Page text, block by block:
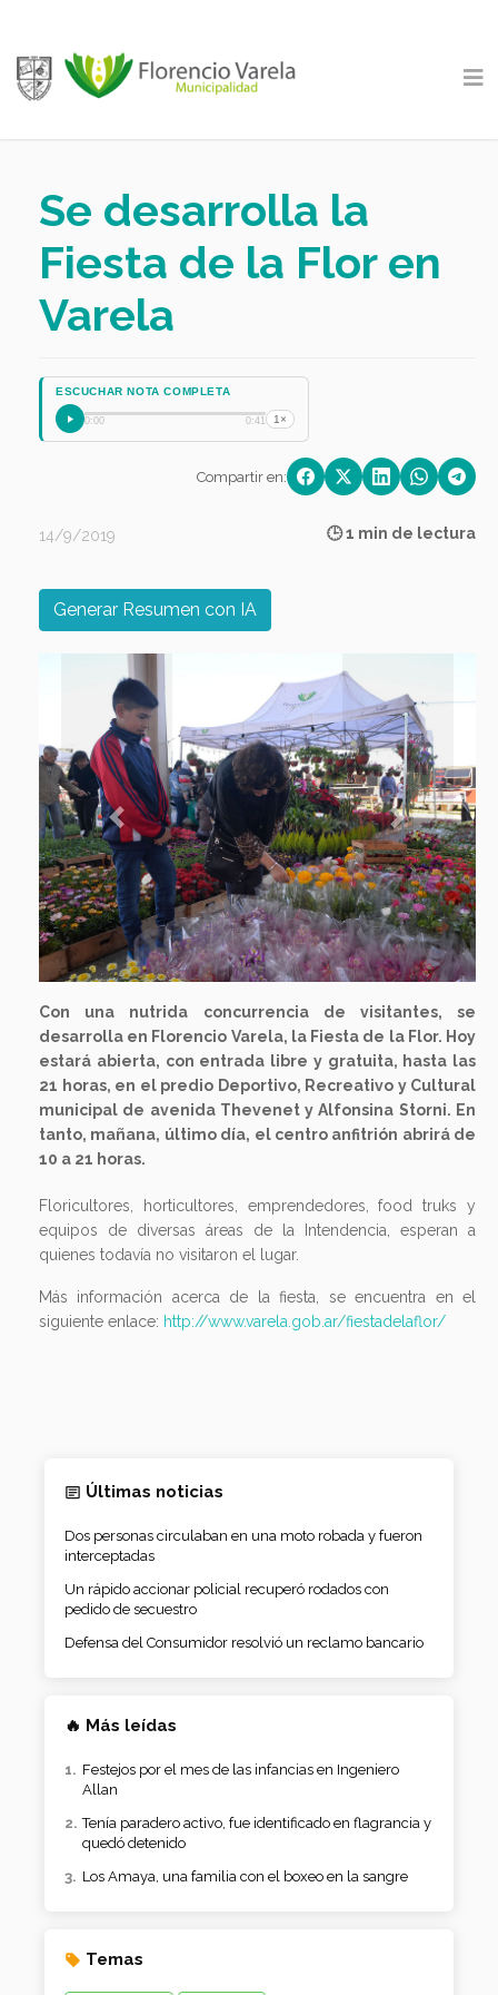
Se desarrolla la
Fiesta de la Flor en
Varela
ESCUCHAR NOTA COMPLETA
0:00 0:41 1×
Compartir en:
14/9/2019 🕒 1 min de lectura
Generar Resumen con IA
Previous Next
Con una nutrida concurrencia de visitantes, se
desarrolla en Florencio Varela, la Fiesta de la Flor. Hoy
estará abierta, con entrada libre y gratuita, hasta las
21 horas, en el predio Deportivo, Recreativo y Cultural
municipal de avenida Thevenet y Alfonsina Storni. En
tanto, mañana, último día, el centro anfitrión abrirá de
10 a 21 horas.
Floricultores, horticultores, emprendedores, food truks y
equipos de diversas áreas de la Intendencia, esperan a
quienes todavía no visitaron el lugar.
Más información acerca de la fiesta, se encuentra en el
siguiente enlace: http://www.varela.gob.ar/fiestadelaflor/
Últimas noticias
Dos personas circulaban en una moto robada y fueron
interceptadas
Un rápido accionar policial recuperó rodados con
pedido de secuestro
Defensa del Consumidor resolvió un reclamo bancario
🔥 Más leídas
Festejos por el mes de las infancias en Ingeniero
Allan
Tenía paradero activo, fue identificado en flagrancia y
quedó detenido
Los Amaya, una familia con el boxeo en la sangre
Temas